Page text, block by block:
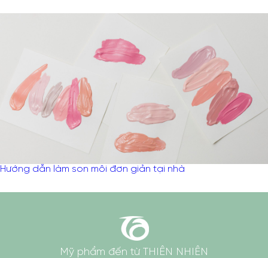
Hướng dẫn làm son môi đơn giản tại nhà
Mỹ phẩm đến từ THIÊN NHIÊN